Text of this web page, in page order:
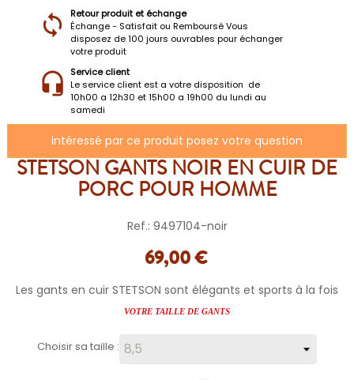
Retour produit et échange
Échange - Satisfait ou Remboursé Vous
disposez de 100 jours ouvrables pour échanger
votre produit
Service client
Le service client est a votre disposition de
10h00 a 12h30 et 15h00 a 19h00 du lundi au
samedi
intéressé par ce produit posez votre question
STETSON GANTS NOIR EN CUIR DE
PORC POUR HOMME
Ref.: 9497104-noir
69,00 €
Les gants en cuir STETSON sont élégants et sports à la fois
VOTRE TAILLE DE GANTS
Choisir sa taille :